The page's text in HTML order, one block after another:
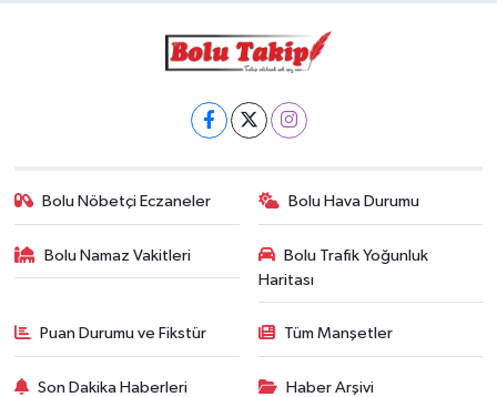
Bolu Nöbetçi Eczaneler Bolu Hava Durumu
Bolu Namaz Vakitleri
Bolu Trafik Yoğunluk
Haritası
Puan Durumu ve Fikstür Tüm Manşetler
Son Dakika Haberleri Haber Arşivi